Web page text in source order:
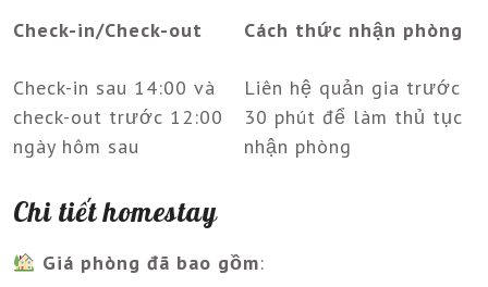
Check-in/Check-out
Check-in sau 14:00 và
check-out trước 12:00
ngày hôm sau
Cách thức nhận phòng
Liên hệ quản gia trước
30 phút để làm thủ tục
nhận phòng
Chi tiết homestay
Giá phòng đã bao gồm: